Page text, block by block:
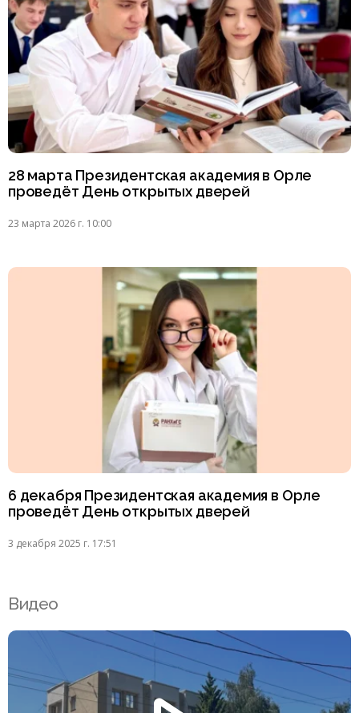
28 марта Президентская академия в Орле
проведёт День открытых дверей
23 марта 2026 г. 10:00
6 декабря Президентская академия в Орле
проведёт День открытых дверей
3 декабря 2025 г. 17:51
Видео